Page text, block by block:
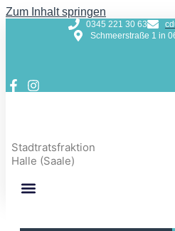
Zum Inhalt springen
0345 221 30 63
Schmeerstraße 1 in
Stadtratsfraktion
Halle (Saale)